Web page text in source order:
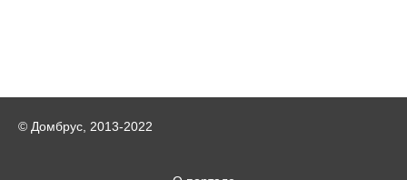
© Домбрус, 2013-2022